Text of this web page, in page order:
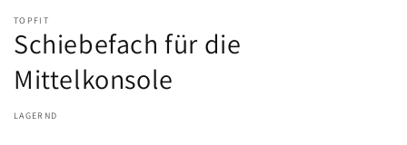
TOPFIT
Schiebefach für die
Mittelkonsole
LAGERND